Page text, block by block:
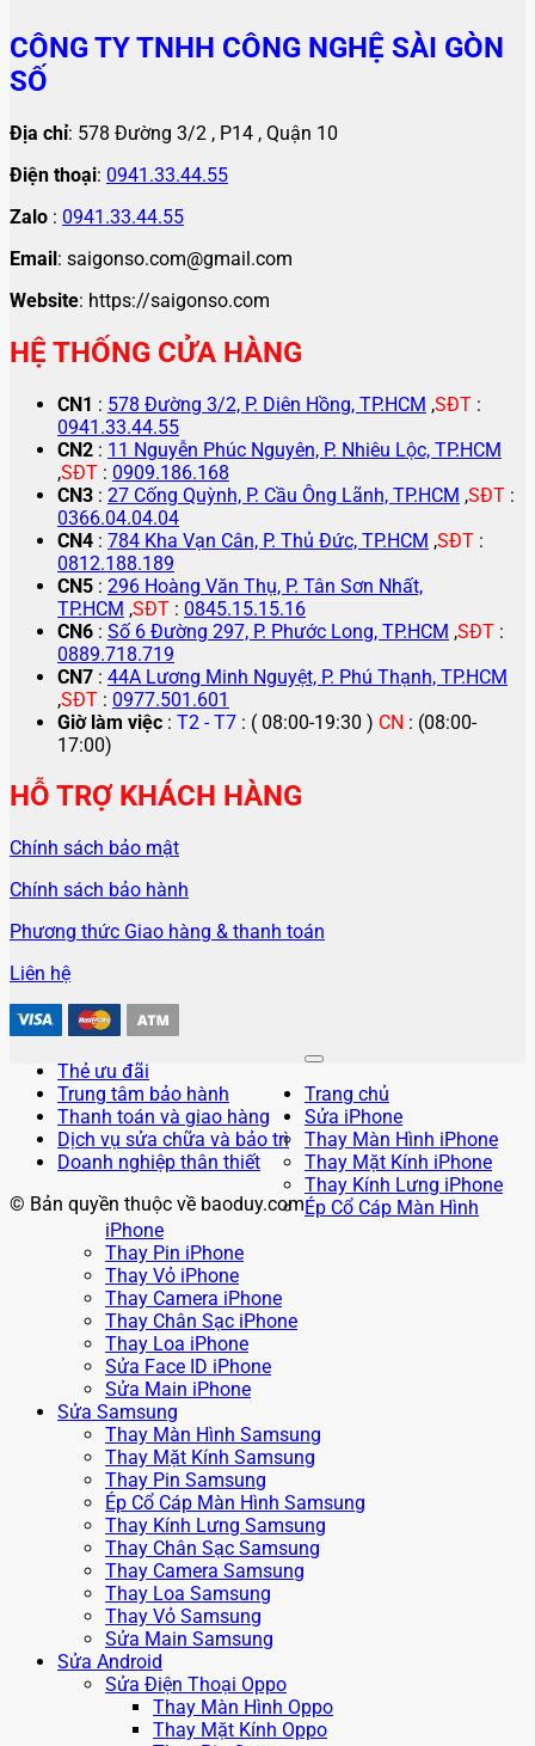
CÔNG TY TNHH CÔNG NGHỆ SÀI GÒN
SỐ
Địa chỉ: 578 Đường 3/2 , P14 , Quận 10
Điện thoại: 0941.33.44.55
Zalo : 0941.33.44.55
Email: saigonso.com@gmail.com
Website: https://saigonso.com
HỆ THỐNG CỬA HÀNG
CN1 : 578 Đường 3/2, P. Diên Hồng, TP.HCM ,SĐT :
0941.33.44.55
CN2 : 11 Nguyễn Phúc Nguyên, P. Nhiêu Lộc, TP.HCM
,SĐT : 0909.186.168
CN3 : 27 Cống Quỳnh, P. Cầu Ông Lãnh, TP.HCM ,SĐT :
0366.04.04.04
CN4 : 784 Kha Vạn Cân, P. Thủ Đức, TP.HCM ,SĐT :
0812.188.189
CN5 : 296 Hoàng Văn Thụ, P. Tân Sơn Nhất,
TP.HCM ,SĐT : 0845.15.15.16
CN6 : Số 6 Đường 297, P. Phước Long, TP.HCM ,SĐT :
0889.718.719
CN7 : 44A Lương Minh Nguyệt, P. Phú Thạnh, TP.HCM
,SĐT : 0977.501.601
Giờ làm việc : T2 - T7 : ( 08:00-19:30 ) CN : (08:00-
17:00)
HỖ TRỢ KHÁCH HÀNG
Chính sách bảo mật
Chính sách bảo hành
Phương thức Giao hàng & thanh toán
Liên hệ
Thẻ ưu đãi
Trung tâm bảo hành
Thanh toán và giao hàng
Dịch vụ sửa chữa và bảo trì
Doanh nghiệp thân thiết
© Bản quyền thuộc về baoduy.com
Trang chủ
Sửa iPhone
Thay Màn Hình iPhone
Thay Mặt Kính iPhone
Thay Kính Lưng iPhone
Ép Cổ Cáp Màn Hình
iPhone
Thay Pin iPhone
Thay Vỏ iPhone
Thay Camera iPhone
Thay Chân Sạc iPhone
Thay Loa iPhone
Sửa Face ID iPhone
Sửa Main iPhone
Sửa Samsung
Thay Màn Hình Samsung
Thay Mặt Kính Samsung
Thay Pin Samsung
Ép Cổ Cáp Màn Hình Samsung
Thay Kính Lưng Samsung
Thay Chân Sạc Samsung
Thay Camera Samsung
Thay Loa Samsung
Thay Vỏ Samsung
Sửa Main Samsung
Sửa Android
Sửa Điện Thoại Oppo
Thay Màn Hình Oppo
Thay Mặt Kính Oppo